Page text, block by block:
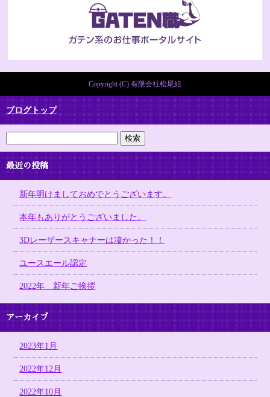
Copyright (C) 有限会社松尾組
ブログトップ
最近の投稿
新年明けましておめでとうございます。
本年もありがとうございました。
3Dレーザースキャナーは凄かった！！
ユースエール認定
2022年 新年ご挨拶
アーカイブ
2023年1月
2022年12月
2022年10月